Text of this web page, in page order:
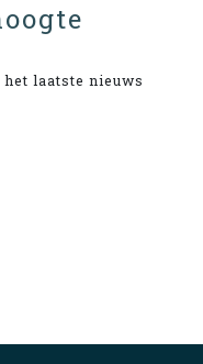
laatste nieuws